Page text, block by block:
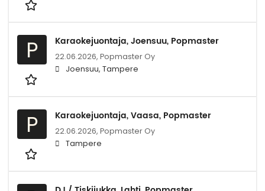
P Karaokejuontaja, Joensuu, Popmaster
22.06.2026, Popmaster Oy
Joensuu, Tampere
P Karaokejuontaja, Vaasa, Popmaster
22.06.2026, Popmaster Oy
Tampere